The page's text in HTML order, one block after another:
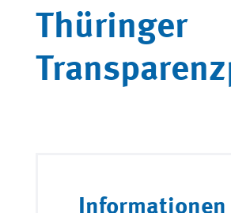
Thüringer
Informationen